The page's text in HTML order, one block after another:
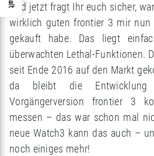
Und jetzt fragt Ihr euch sicher,
wirklich guten frontier 3 mir nun
gekauft habe. Das liegt
überwachten Lethal-Funktionen.
seit Ende 2016 auf den Markt
da bleibt die
Vorgängerversion frontier 3
messen – das war schon mal
neue Watch3 kann das auch –
noch einiges mehr!